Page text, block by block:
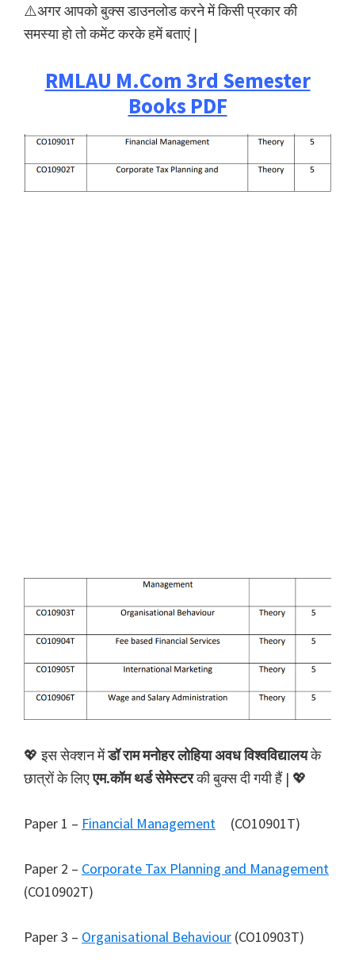
⚠️अगर आपको बुक्स डाउनलोड करने में किसी प्रकार की
समस्या हो तो कमेंट करके हमें बताएं |
RMLAU M.Com 3rd Semester
Books PDF
💖 इस सेक्शन मेंडॉ राम मनोहर लोहिया अवध विश्वविद्यालयके
छात्रों के लिएएम.कॉम थर्ड सेमेस्टरकी बुक्स दी गयी हैं | 💖
Paper 1 – Financial Management (CO10901T)
Paper 2 – Corporate Tax Planning and Management
(CO10902T)
Paper 3 – Organisational Behaviour (CO10903T)